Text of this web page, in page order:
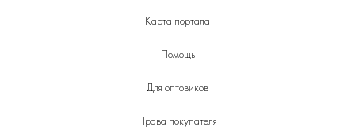
Карта портала
Помощь
Для оптовиков
Права покупателя